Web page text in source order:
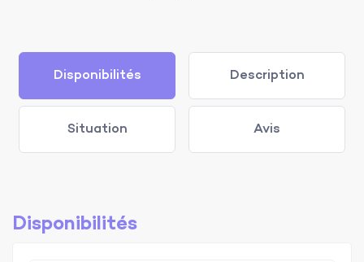
Disponibilités Description
Situation Avis
Disponibilités